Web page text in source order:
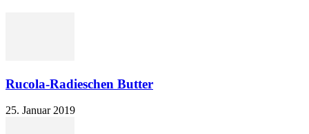
Rucola-Radieschen Butter
25. Januar 2019